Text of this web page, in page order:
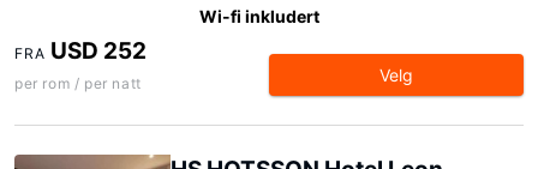
Wi-fi inkludert
FRA USD 252
per rom / per natt Velg